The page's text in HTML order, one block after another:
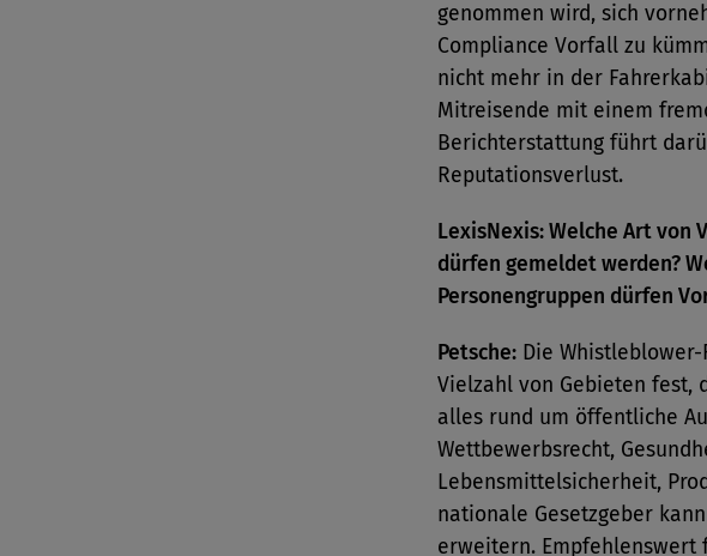
genommen wird, sich
Compliance Vorfall zu
nicht mehr in der
Mitreisende mit einem
Berichterstattung führt
Reputationsverlust.
LexisNexis: Welche Art von
dürfen gemeldet werden?
Personengruppen dürfen
Petsche: Die
Vielzahl von Gebieten fest,
alles rund um öffentliche
Wettbewerbsrecht,
Lebensmittelsicherheit,
nationale Gesetzgeber
erweitern. Empfehlenswert